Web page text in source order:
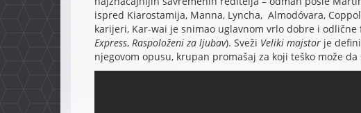
ispred Kiarostamija, Manna, Lyncha, Almodóvara,
karijeri, Kar-wai je snimao uglavnom vrlo dobre i odlične
Express,Raspoloženi za ljubav). Sveži Veliki majstorje
njegovom opusu, krupan promašaj za koji teško može